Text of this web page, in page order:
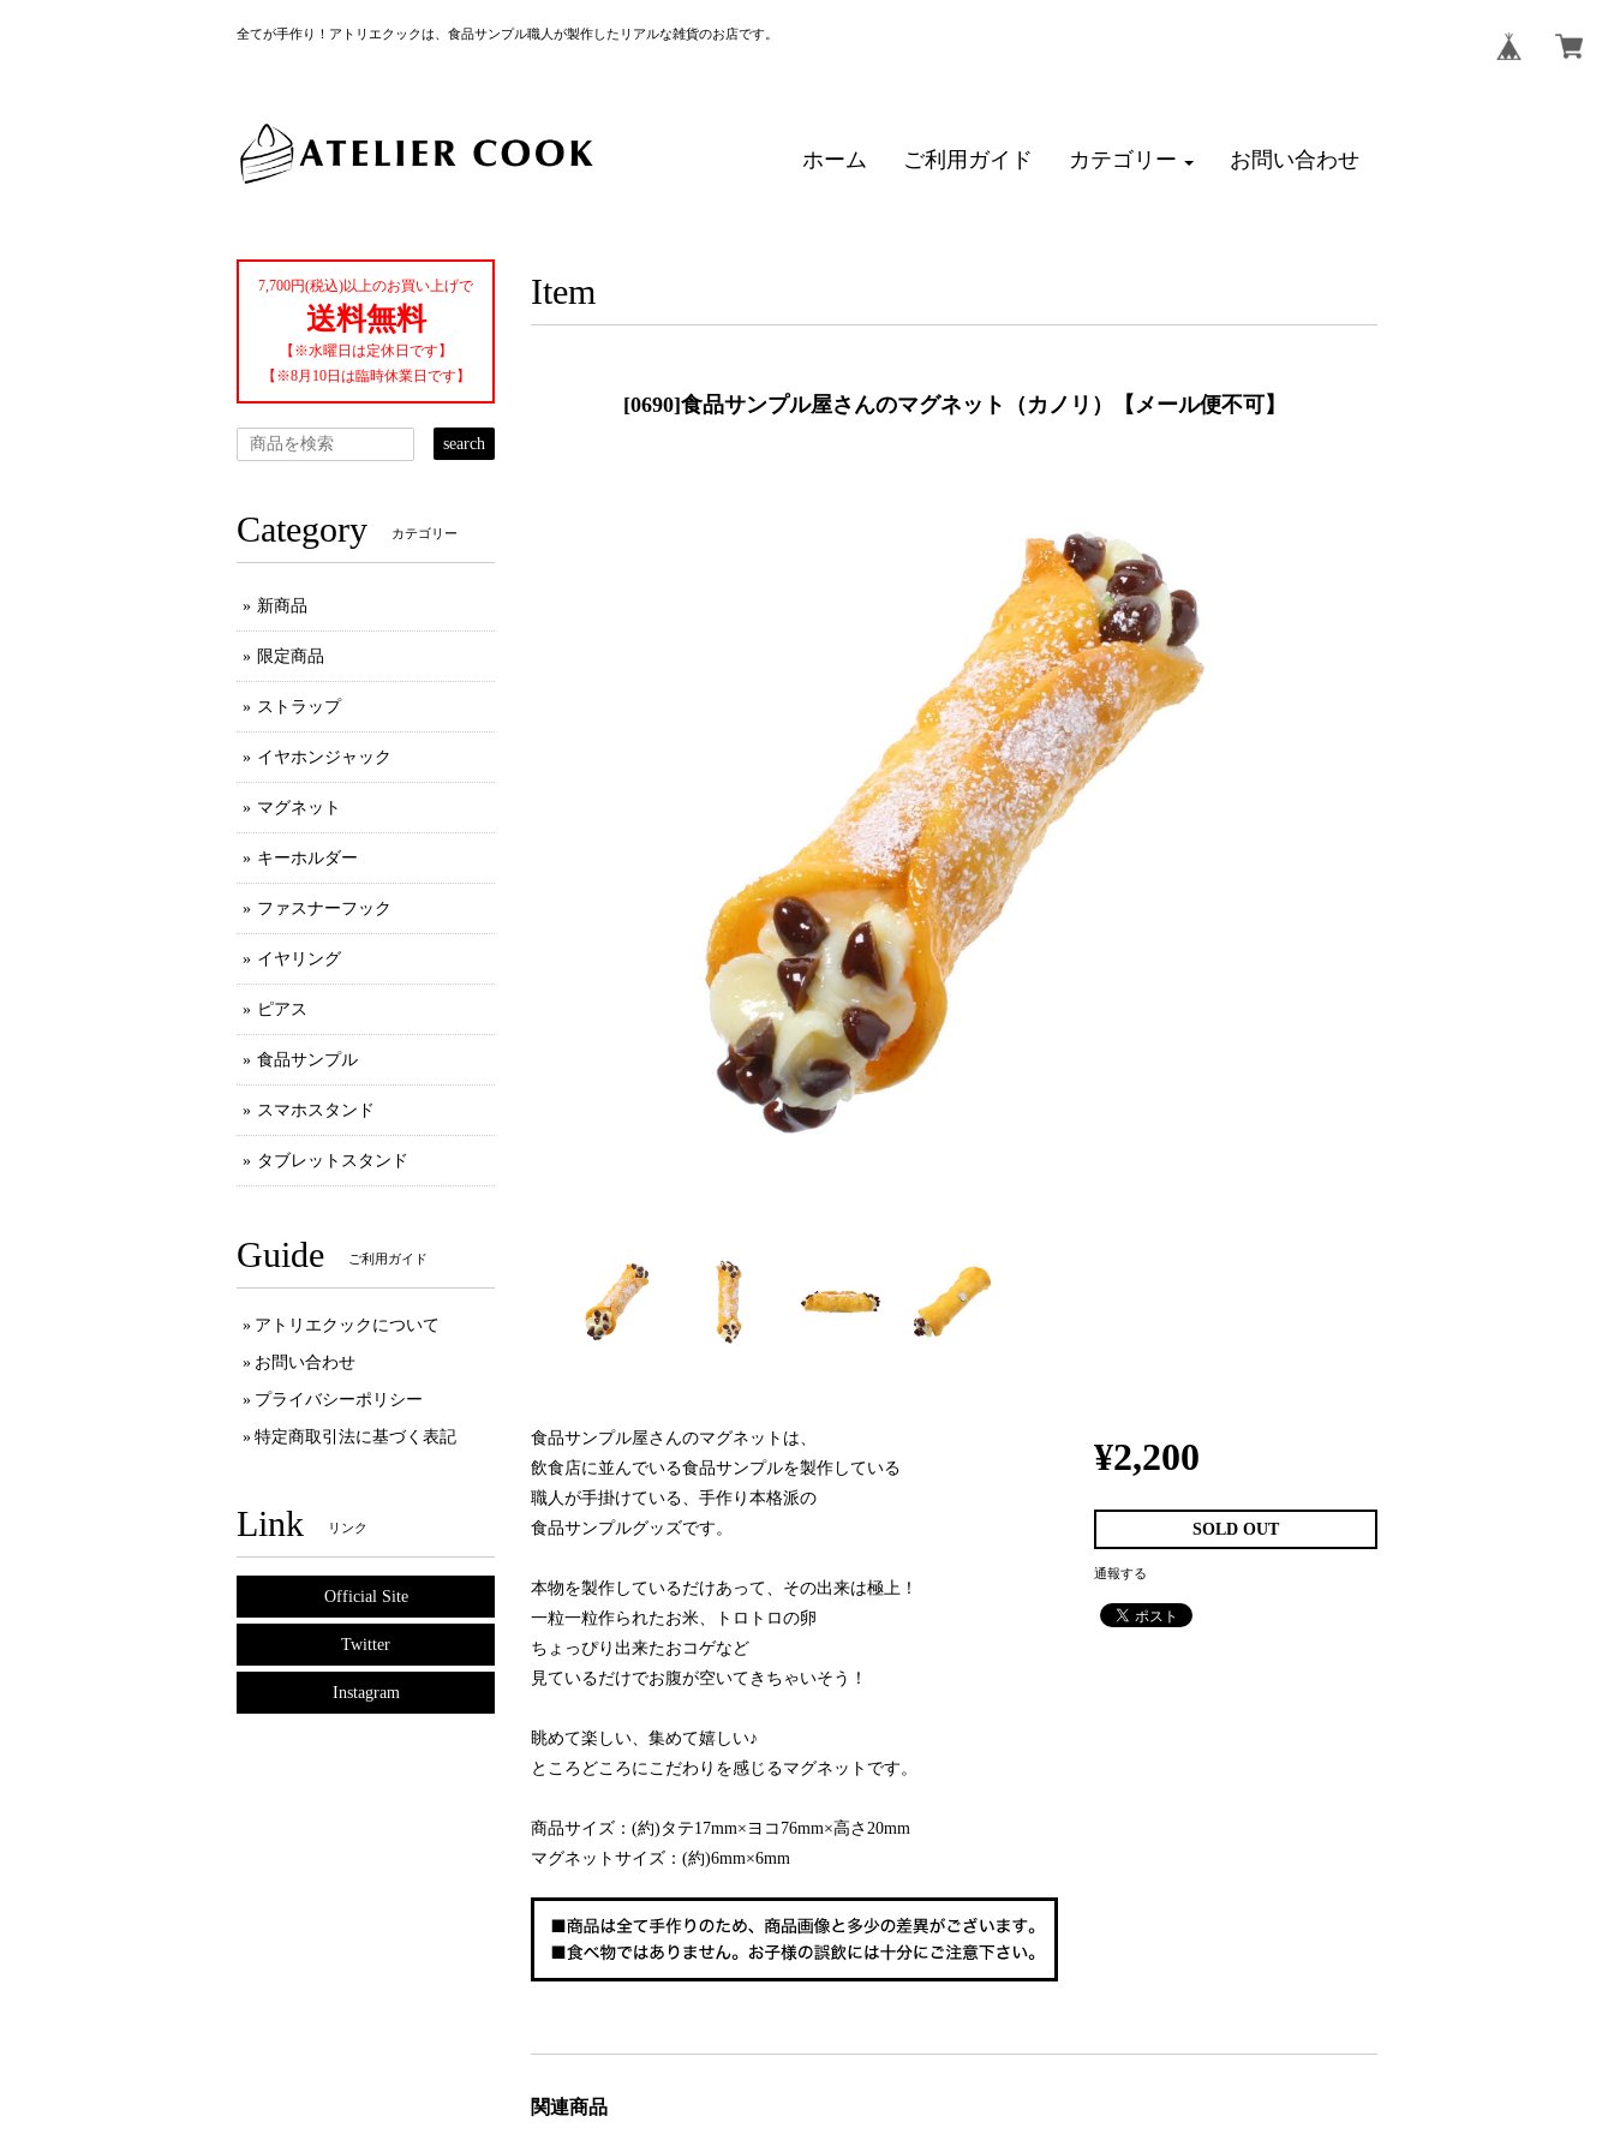
全てが手作り！アトリエクックは、食品サンプル職人が製作したリアルな雑貨のお店です。
ホーム ご利用ガイド カテゴリー お問い合わせ
Item
[0690]食品サンプル屋さんのマグネット（カノリ）【メール便不可】
食品サンプル屋さんのマグネットは、
飲食店に並んでいる食品サンプルを製作している
職人が手掛けている、手作り本格派の
食品サンプルグッズです。
本物を製作しているだけあって、その出来は極上！
一粒一粒作られたお米、トロトロの卵
ちょっぴり出来たおコゲなど
見ているだけでお腹が空いてきちゃいそう！
眺めて楽しい、集めて嬉しい♪
ところどころにこだわりを感じるマグネットです。
商品サイズ：(約)タテ17mm×ヨコ76mm×高さ20mm
マグネットサイズ：(約)6mm×6mm
¥2,200
SOLD OUT
通報する
関連商品
7,700円(税込)以上のお買い上げで
送料無料
【※水曜日は定休日です】
【※8月10日は臨時休業日です】
search
Category カテゴリー
新商品
限定商品
ストラップ
イヤホンジャック
マグネット
キーホルダー
ファスナーフック
イヤリング
ピアス
食品サンプル
スマホスタンド
タブレットスタンド
Guide ご利用ガイド
アトリエクックについて
お問い合わせ
プライバシーポリシー
特定商取引法に基づく表記
Link リンク
Official Site
Twitter
Instagram